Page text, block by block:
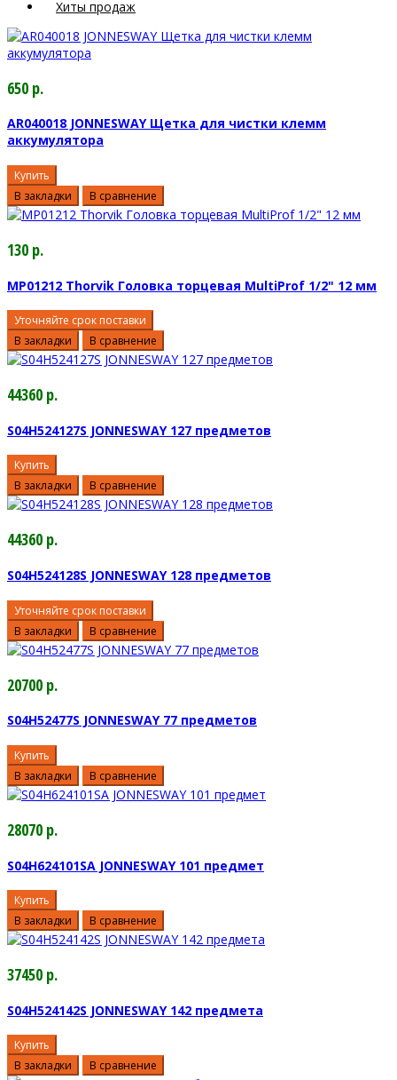
Хиты продаж
650 р.
AR040018 JONNESWAY Щетка для чистки клемм
аккумулятора
Купить
В закладки
В сравнение
130 р.
MP01212 Thorvik Головка торцевая MultiProf 1/2" 12 мм
Уточняйте срок поставки
В закладки
В сравнение
44360 р.
S04H524127S JONNESWAY 127 предметов
Купить
В закладки
В сравнение
44360 р.
S04H524128S JONNESWAY 128 предметов
Уточняйте срок поставки
В закладки
В сравнение
20700 р.
S04H52477S JONNESWAY 77 предметов
Купить
В закладки
В сравнение
28070 р.
S04H624101SA JONNESWAY 101 предмет
Купить
В закладки
В сравнение
37450 р.
S04H524142S JONNESWAY 142 предмета
Купить
В закладки
В сравнение